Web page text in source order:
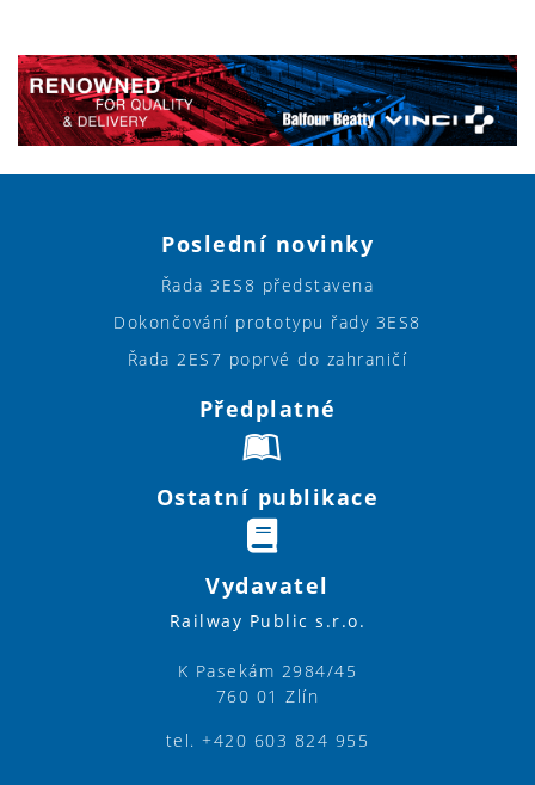
Poslední novinky
Řada 3ES8 představena
Dokončování prototypu řady 3ES8
Řada 2ES7 poprvé do zahraničí
Předplatné
Ostatní publikace
Vydavatel
Railway Public s.r.o.
K Pasekám 2984/45
760 01 Zlín
tel. +420 603 824 955